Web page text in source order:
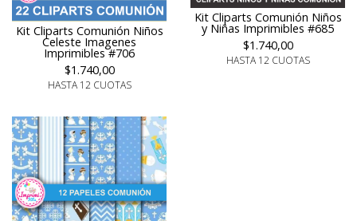
Kit Cliparts Comunión Niños
Celeste Imagenes
Imprimibles #706
$1.740,00
HASTA 12 CUOTAS
Kit Cliparts Comunión Niños
y Niñas Imprimibles #685
$1.740,00
HASTA 12 CUOTAS